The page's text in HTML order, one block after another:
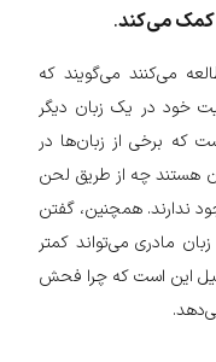
میکند.
می‌کنند می‌گویند که
خود در یک زبان دیگر
که برخی از زبان‌ها در
هستند چه از طریق لحن
ندارند. همچنین، گفتن
مادری می‌تواند کمتر
این است که چرا فحش